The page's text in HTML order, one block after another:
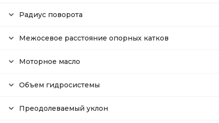
Радиус поворота
Межосевое расстояние опорных катков
Моторное масло
Объем гидросистемы
Преодолеваемый уклон